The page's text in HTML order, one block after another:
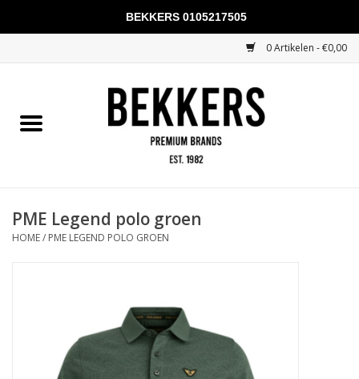
0 Artikelen - €0,00
Mannen
KADOBONNEN
PME Legend polo groen
HOME/ PME LEGEND POLO GROEN
BEKKERS 0105217505